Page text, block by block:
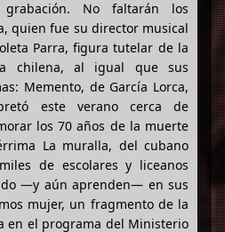
No faltarán los
quien fue su director musical
Parra, figura tutelar de la
chilena, al igual que sus
Memento, de García Lorca,
este verano cerca de
los 70 años de la muerte
La muralla, del cubano
de escolares y liceanos
—y aún aprenden— en sus
mujer, un fragmento de la
en el programa del Ministerio